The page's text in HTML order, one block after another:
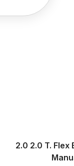
2.0 2.0 T. Flex